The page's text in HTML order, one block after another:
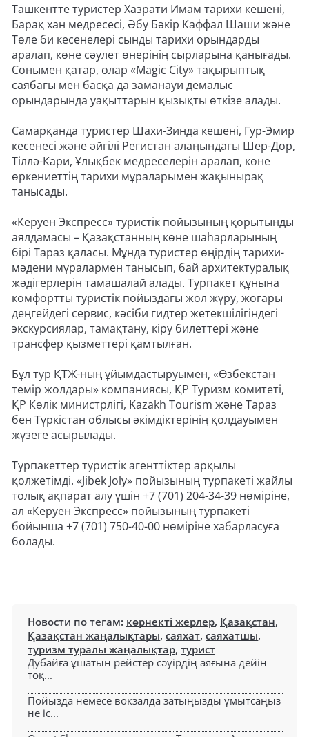
Ташкентте туристер Хазрати Имам тарихи кешені,
Барақ хан медресесі, Әбу Бәкір Каффал Шаши және
Төле би кесенелері сынды тарихи орындарды
аралап, көне сәулет өнерінің сырларына қанығады.
Сонымен қатар, олар «Magic City» тақырыптық
саябағы мен басқа да заманауи демалыс
орындарында уақыттарын қызықты өткізе алады.
Самарқанда туристер Шахи-Зинда кешені, Гур-Эмир
кесенесі және әйгілі Регистан алаңындағы Шер-Дор,
Тіллә-Кари, Ұлықбек медреселерін аралап, көне
өркениеттің тарихи мұраларымен жақынырақ
танысады.
«Керуен Экспресс» туристік пойызының қорытынды
аялдамасы – Қазақстанның көне шаһарларының
бірі Тараз қаласы. Мұнда туристер өңірдің тарихи-
мәдени мұралармен танысып, бай архитектуралық
жәдігерлерін тамашалай алады. Турпакет құнына
комфортты туристік пойыздағы жол жүру, жоғары
деңгейдегі сервис, кәсіби гидтер жетекшілігіндегі
экскурсиялар, тамақтану, кіру билеттері және
трансфер қызметтері қамтылған.
Бұл тур ҚТЖ-ның ұйымдастыруымен, «Өзбекстан
темір жолдары» компаниясы, ҚР Туризм комитеті,
ҚР Көлік министрлігі, Kazakh Tourism және Тараз
бен Түркістан облысы әкімдіктерінің қолдауымен
жүзеге асырылады.
Турпакеттер туристік агенттіктер арқылы
қолжетімді. «Jibek Joly» пойызының турпакеті жайлы
толық ақпарат алу үшін +7 (701) 204-34-39 нөміріне,
ал «Керуен Экспресс» пойызының турпакеті
бойынша +7 (701) 750-40-00 нөміріне хабарласуға
болады.
Новости по тегам: көрнекті жерлер, Қазақстан,
Қазақстан жаңалықтары, саяхат, саяхатшы,
туризм туралы жаңалықтар, турист
Дубайға ұшатын рейстер сәуірдің аяғына дейін
тоқ...
Пойызда немесе вокзалда затыңызды ұмытсаңыз
не іс...